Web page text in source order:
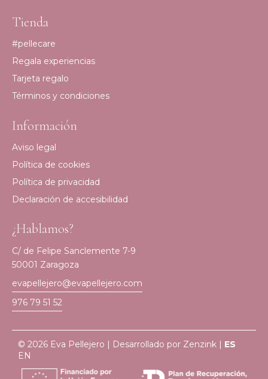
Tienda
#pellecare
Regala experiencias
Tarjeta regalo
Términos y condiciones
Información
Aviso legal
Política de cookies
Política de privacidad
Declaración de accesibilidad
¿Hablamos?
C/ de Felipe Sanclemente 7-9
50001 Zaragoza
evapellejero@evapellejero.com
976 79 51 52
© 2026 Eva Pellejero | Desarrollado por Zenzink
ES
EN